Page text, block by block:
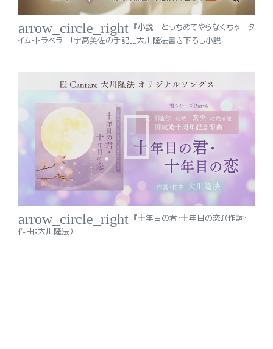
arrow_circle_right
『小説 とっちめてやらなくちゃ－タ
イム・トラベラー「宇高美佐の手記」』大川隆法書き下ろし小説
arrow_circle_right
『十年目の君・十年目の恋』（作詞・
作曲：大川隆法）